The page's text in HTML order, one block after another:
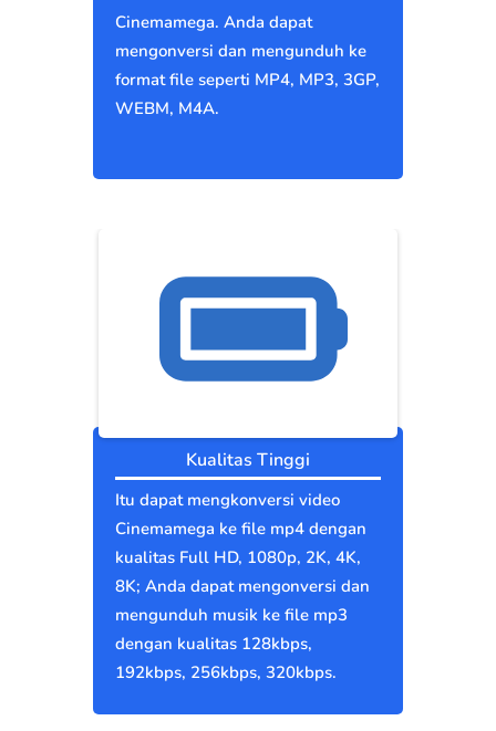
Cinemamega. Anda dapat
mengonversi dan mengunduh ke
format file seperti MP4, MP3, 3GP,
WEBM, M4A.
Kualitas Tinggi
Itu dapat mengkonversi video
Cinemamega ke file mp4 dengan
kualitas Full HD, 1080p, 2K, 4K,
8K; Anda dapat mengonversi dan
mengunduh musik ke file mp3
dengan kualitas 128kbps,
192kbps, 256kbps, 320kbps.